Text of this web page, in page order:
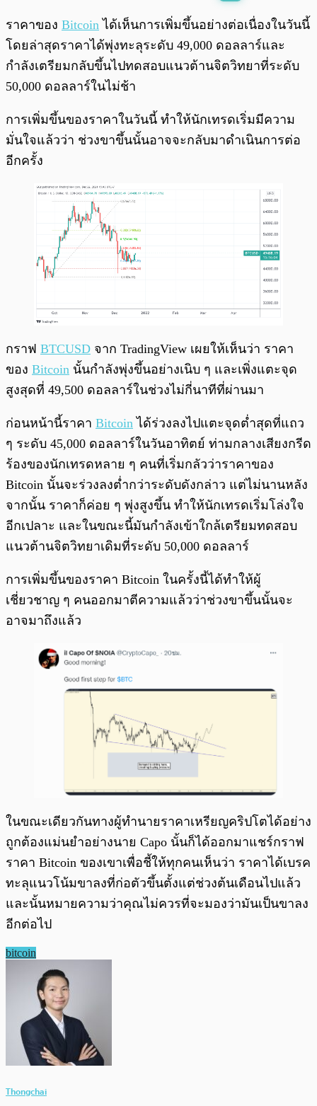
0:00 0:00
ราคาของ Bitcoin ได้เห็นการเพิ่มขึ้นอย่างต่อเนื่องในวันนี้
โดยล่าสุดราคาได้พุ่งทะลุระดับ 49,000 ดอลลาร์และ
กำลังเตรียมกลับขึ้นไปทดสอบแนวต้านจิตวิทยาที่ระดับ
50,000 ดอลลาร์ในไม่ช้า
การเพิ่มขึ้นของราคาในวันนี้ ทำให้นักเทรดเริ่มมีความ
มั่นใจแล้วว่า ช่วงขาขึ้นนั้นอาจจะกลับมาดำเนินการต่อ
อีกครั้ง
กราฟ BTCUSD จาก TradingView เผยให้เห็นว่า ราคา
ของ Bitcoin นั้นกำลังพุ่งขึ้นอย่างเนิบ ๆ และเพิ่งแตะจุด
สูงสุดที่ 49,500 ดอลลาร์ในช่วงไม่กี่นาทีที่ผ่านมา
ก่อนหน้านี้ราคา Bitcoin ได้ร่วงลงไปแตะจุดต่ำสุดที่แถว
ๆ ระดับ 45,000 ดอลลาร์ในวันอาทิตย์ ท่ามกลางเสียงกรีด
ร้องของนักเทรดหลาย ๆ คนที่เริ่มกลัวว่าราคาของ
Bitcoin นั้นจะร่วงลงต่ำกว่าระดับดังกล่าว แต่ไม่นานหลัง
จากนั้น ราคาก็ค่อย ๆ พุ่งสูงขึ้น ทำให้นักเทรดเริ่มโล่งใจ
อีกเปลาะ และในขณะนี้มันกำลังเข้าใกล้เตรียมทดสอบ
แนวต้านจิตวิทยาเดิมที่ระดับ 50,000 ดอลลาร์
การเพิ่มขึ้นของราคา Bitcoin ในครั้งนี้ได้ทำให้ผู้
เชี่ยวชาญ ๆ คนออกมาตีความแล้วว่าช่วงขาขึ้นนั้นจะ
อาจมาถึงแล้ว
ในขณะเดียวกันทางผู้ทำนายราคาเหรียญคริปโตได้อย่าง
ถูกต้องแม่นยำอย่างนาย Capo นั้นก็ได้ออกมาแชร์กราฟ
ราคา Bitcoin ของเขาเพื่อชี้ให้ทุกคนเห็นว่า ราคาได้เบรค
ทะลุแนวโน้มขาลงที่ก่อตัวขึ้นตั้งแต่ช่วงต้นเดือนไปแล้ว
และนั้นหมายความว่าคุณไม่ควรที่จะมองว่ามันเป็นขาลง
อีกต่อไป
bitcoin
Thongchai